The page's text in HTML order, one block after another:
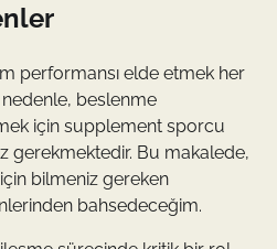
performansı elde etmek her
beslenme
için supplement sporcu
gerekmektedir. Bu makalede,
için bilmeniz gereken
bahsedeceğim.